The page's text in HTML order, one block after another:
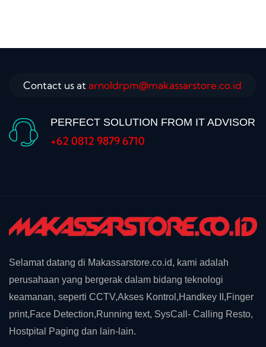
Contact us at arnoldrpm@makassarstore.co.id
PERFECT SOLUTION FROM IT ADVISOR
+62 0812 9879 6710
Selamat datang di Makassarstore.co.id, kami adalah
perusahaan yang bergerak dalam bidang teknologi
keamanan, seperti CCTV,Akses Kontrol,Handkey II,Finger
print,Face Detection,Running text, SysCall- Calling Resto,
Hostpital Paging dan lain-lain.